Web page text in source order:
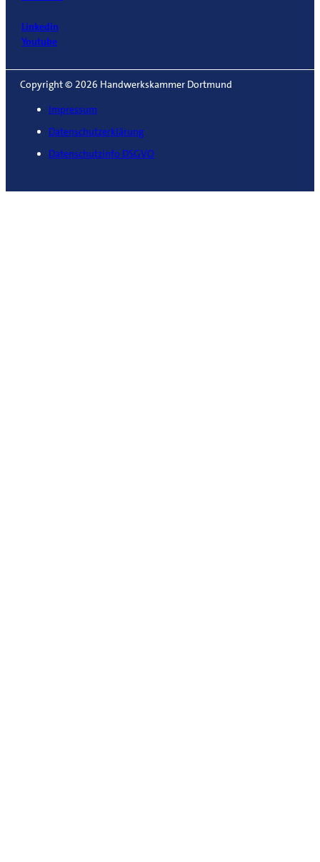
Linkedin
Youtube
Copyright © 2026 Handwerkskammer Dortmund
Impressum
Datenschutzerklärung
Datenschutzinfo DSGVO